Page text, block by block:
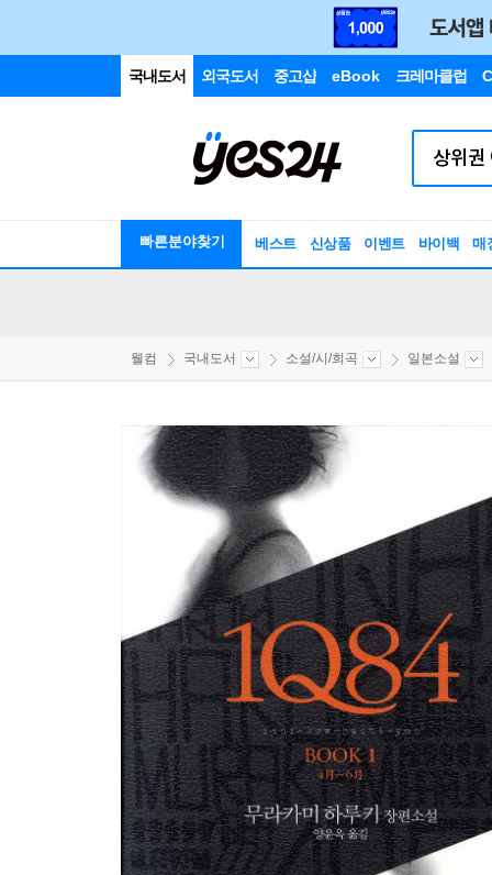
국내도서 외국도서 중고샵 eBook 크레마클럽
빠른분야찾기 베스트 신상품 이벤트 바이백 매
웰컴 국내도서 소설/시/희곡 일본소설